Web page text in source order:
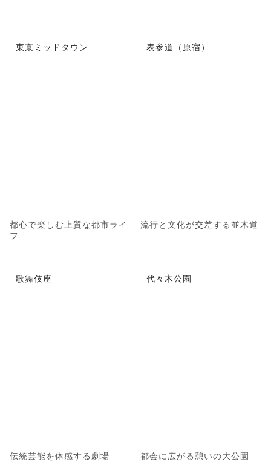
東京ミッドタウン
都心で楽しむ上質な都市ライ
フ
表参道（原宿）
流行と文化が交差する並木道
歌舞伎座
伝統芸能を体感する劇場
代々木公園
都会に広がる憩いの大公園